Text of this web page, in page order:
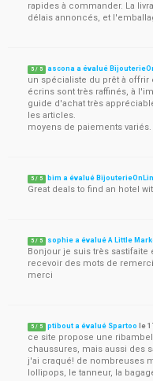
rapides à commander. La
délais annoncés, et
5 / 5 ascona a évalué
un spécialiste du prêt à offrir
écrins sont très raffinés, à
guide d'achat très
les articles.
moyens de paiements
5 / 5 bim a évalué
Great deals to find an hotel
5 / 5 sophie a évalué A Little
Bonjour je suis très sastifaite
recevoir des mots de
merci
5 / 5 ptibout a évalué Spartoo le
ce site propose une
chaussures, mais aussi des
j'ai craqué! de nombreuses
lollipops, le tanneur, la